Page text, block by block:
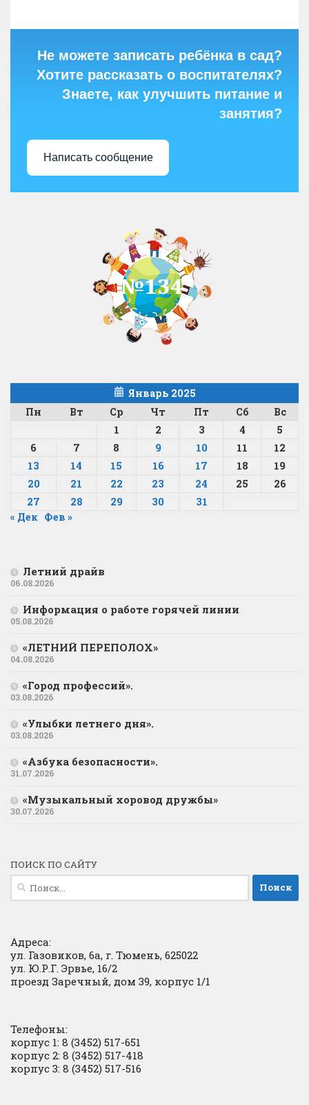
Не можете записать ребёнка в сад?
Хотите рассказать о воспитателях?
Знаете, как улучшить питание и
занятия?
Написать сообщение
Январь 2025
Пн
Вт Ср Чт Пт Сб Вс
1 2 3 4
5
6
7 8 9 10 11
12
13
14 15 16 17 18
19
20
21 22 23 24 25
26
27
28 29 30 31
« Дек Фев »
Летний драйв
06.08.2026
Информация о работе горячей линии
05.08.2026
«ЛЕТНИЙ ПЕРЕПОЛОХ»
04.08.2026
«Город профессий».
03.08.2026
«Улыбки летнего дня».
03.08.2026
«Азбука безопасности».
31.07.2026
«Музыкальный хоровод дружбы»
30.07.2026
ПОИСК ПО САЙТУ
Найти:
Адреса:
ул. Газовиков, 6а, г. Тюмень, 625022
ул. Ю.Р.Г. Эрвье, 16/2
проезд Заречный, дом 39, корпус 1/1
Телефоны:
корпус 1: 8 (3452) 517-651
корпус 2: 8 (3452) 517-418
корпус 3: 8 (3452) 517-516